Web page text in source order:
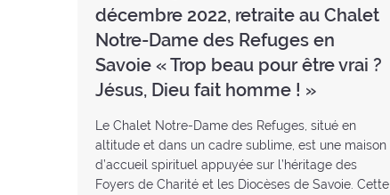
décembre 2022, retraite au Chalet
Notre-Dame des Refuges en
Savoie « Trop beau pour être vrai ?
Jésus, Dieu fait homme ! »
Le Chalet Notre-Dame des Refuges, situé en
altitude et dans un cadre sublime, est une maison
d’accueil spirituel appuyée sur l’héritage des
Foyers de Charité et les Diocèses de Savoie. Cette